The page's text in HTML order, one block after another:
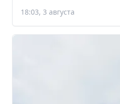
18:03, 3 августа